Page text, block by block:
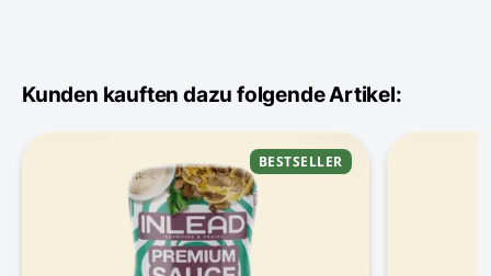
Kunden kauften dazu folgende Artikel:
BESTSELLER